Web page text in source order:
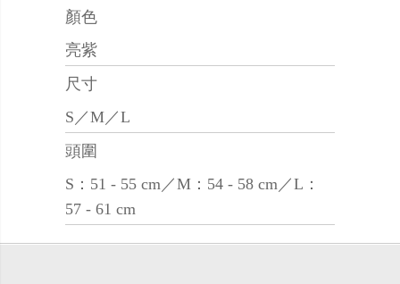
顏色
亮紫
尺寸
S／M／L
頭圍
S：51 - 55 cm／M：54 - 58 cm／L：
57 - 61 cm